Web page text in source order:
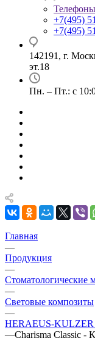
Телефоны
+7(495)
+7(495)
142191, г.
эт.18
Пн. – Пт.: с
Главная
—
Продукция
—
Стоматологические
—
Световые композиты
—
HERAEUS-KULZER
—Charisma Classic -